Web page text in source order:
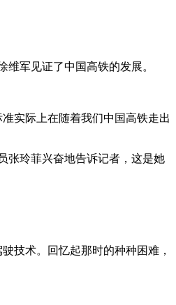
军见证了中国高铁的发展。
实际上在随着我们中国高铁走出
张玲菲兴奋地告诉记者，这是她
技术。回忆起那时的种种困难，